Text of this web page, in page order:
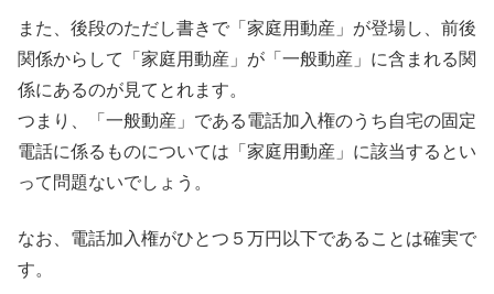
また、後段のただし書きで「家庭用動産」が登場し、前後
関係からして「家庭用動産」が「一般動産」に含まれる関
係にあるのが見てとれます。
つまり、「一般動産」である電話加入権のうち自宅の固定
電話に係るものについては「家庭用動産」に該当するとい
って問題ないでしょう。
なお、電話加入権がひとつ５万円以下であることは確実で
す。